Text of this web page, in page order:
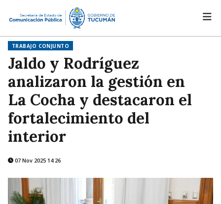
TRABAJO CONJUNTO
Jaldo y Rodríguez
analizaron la gestión en
La Cocha y destacaron el
fortalecimiento del
interior
07 Nov 2025 14:26